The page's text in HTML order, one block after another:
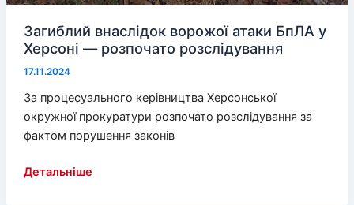
Загиблий внаслідок ворожої атаки БпЛА у
Херсоні — розпочато розслідування
17.11.2024
За процесуального керівництва Херсонської
окружної прокуратури розпочато розслідування за
фактом порушення законів
Загиблий
Детальніше